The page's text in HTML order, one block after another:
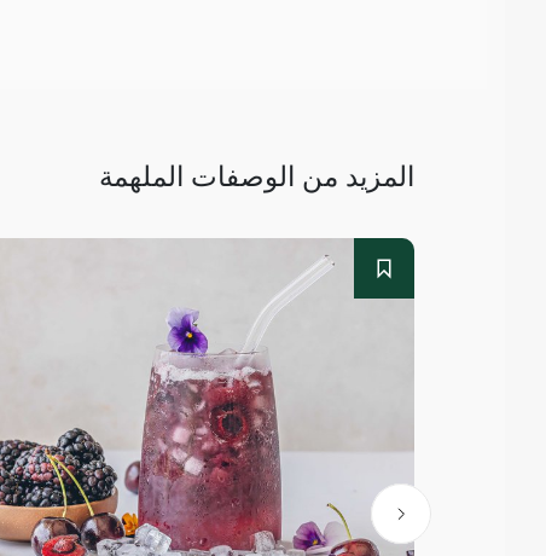
المزيد من الوصفات الملهمة